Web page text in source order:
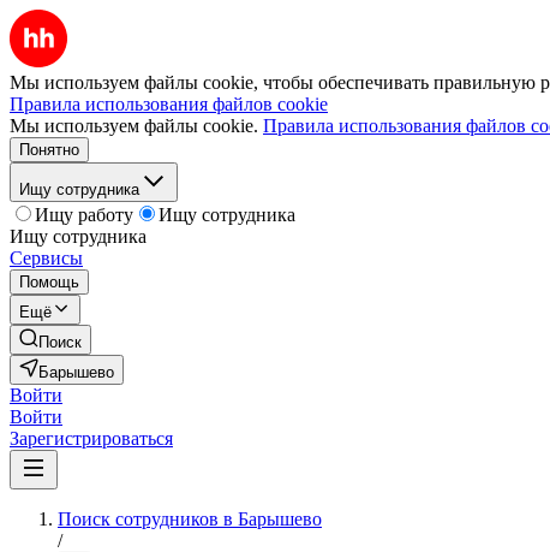
Мы используем файлы cookie, чтобы обеспечивать правильную
Правила использования файлов cookie
Мы используем файлы cookie. Правила использования файлов
Понятно
Ищу сотрудника
Ищу работу
Ищу сотрудника
Ищу сотрудника
Сервисы
Помощь
Ещё
Поиск
Барышево
Войти
Войти
Зарегистрироваться
Поиск сотрудников в Барышево
/